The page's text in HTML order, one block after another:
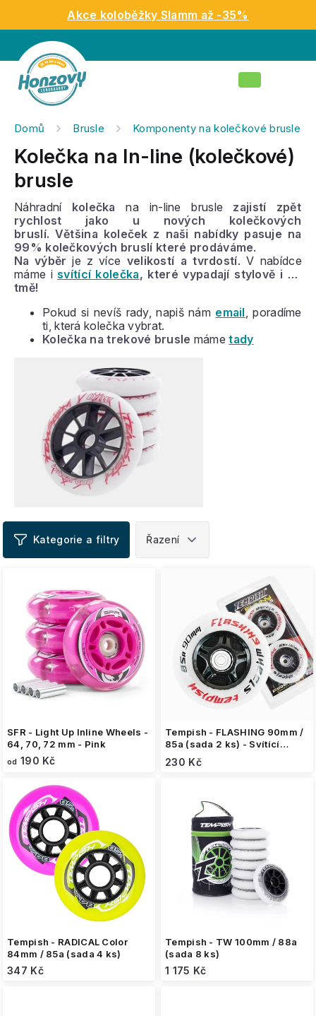
obsah
Akce koloběžky Slamm až -35%
Nákupní
Domů Brusle Komponenty na kolečkové brusle
Kolečka na In-line (kolečkové)
brusle
Náhradní kolečka na in-line brusle zajistí zpět
rychlost jako u nových kolečkových
bruslí. Většina koleček z naši nabídky pasuje na
99% kolečkových bruslí které prodáváme.
Na výběr je z více velikostí a tvrdostí. V nabídce
máme i svítící kolečka, které vypadají stylově i ve
tmě!
Pokud si nevíš rady, napiš nám email, poradíme
ti, která kolečka vybrat.
Kolečka na trekové brusle mámetady
ý
p
k
t
SFR - Light Up Inline Wheels -
64, 70, 72 mm - Pink
od 190 Kč
Tempish - FLASHING 90mm /
85a (sada 2 ks) - Svítící
kolečka na inline brusle
230 Kč
Tempish - RADICAL Color
84mm / 85a (sada 4 ks)
347 Kč
Tempish - TW 100mm / 88a
(sada 8 ks)
1 175 Kč